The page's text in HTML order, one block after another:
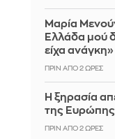
Μαρία
Ελλάδα μού
είχα ανάγκη»
ΠΡΙΝ ΑΠΌ 2 ΏΡΕΣ
Η ξηρασία
της Ευρώπης
ΠΡΙΝ ΑΠΌ 2 ΏΡΕΣ